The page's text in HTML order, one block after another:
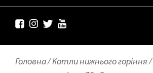
Головна /Котли нижнього горіння /